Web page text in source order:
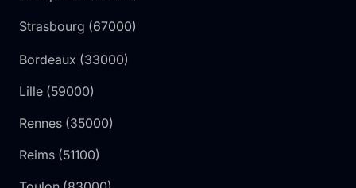
Strasbourg (67000)
Bordeaux (33000)
Lille (59000)
Rennes (35000)
Reims (51100)